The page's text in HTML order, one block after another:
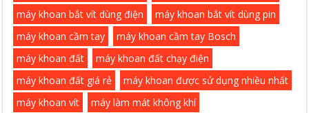
máy khoan bắt vít dùng điện
máy khoan bắt vít dùng pin
máy khoan cầm tay
máy khoan cầm tay Bosch
máy khoan đất
máy khoan đất chạy điện
máy khoan đất giá rẻ
máy khoan được sử dụng nhiều nhất
máy khoan vít
máy làm mát không khí